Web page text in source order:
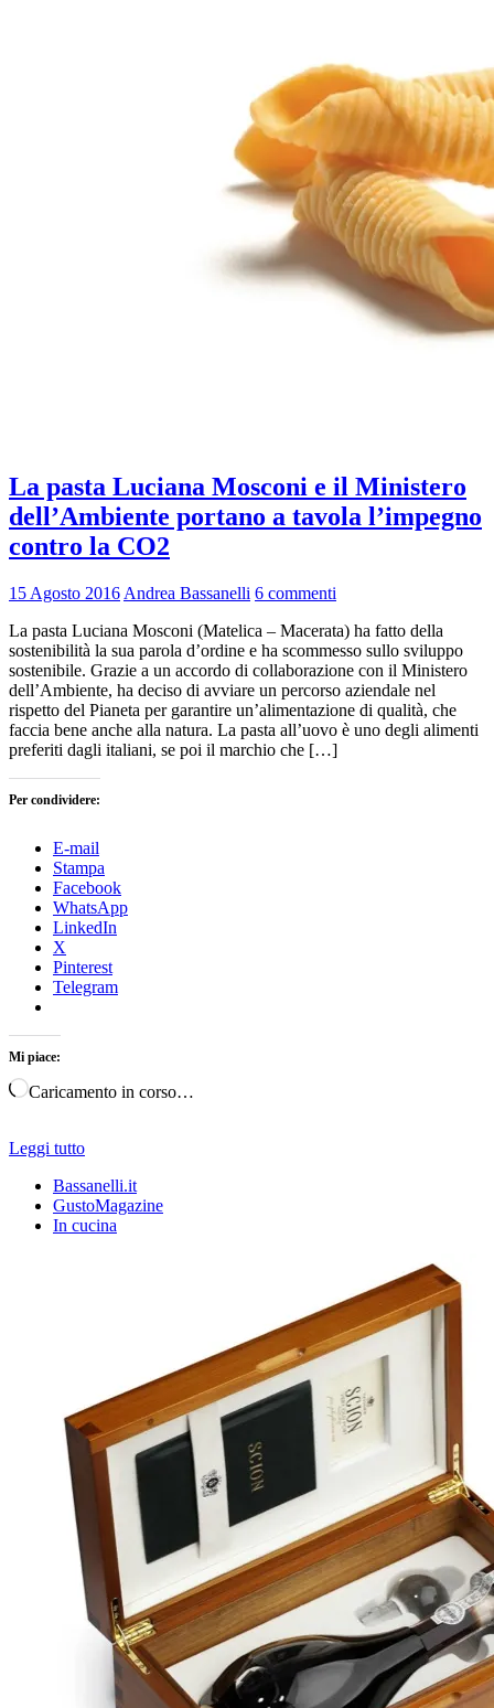
La pasta Luciana Mosconi e il Ministero
dell’Ambiente portano a tavola l’impegno
contro la CO2
15 Agosto 2016 Andrea Bassanelli 6 commenti
La pasta Luciana Mosconi (Matelica – Macerata) ha fatto della
sostenibilità la sua parola d’ordine e ha scommesso sullo sviluppo
sostenibile. Grazie a un accordo di collaborazione con il Ministero
dell’Ambiente, ha deciso di avviare un percorso aziendale nel
rispetto del Pianeta per garantire un’alimentazione di qualità, che
faccia bene anche alla natura. La pasta all’uovo è uno degli alimenti
preferiti dagli italiani, se poi il marchio che […]
Per condividere:
E-mail
Stampa
Facebook
WhatsApp
LinkedIn
X
Pinterest
Telegram
Mi piace:
Caricamento in corso…
Leggi tutto
Bassanelli.it
GustoMagazine
In cucina